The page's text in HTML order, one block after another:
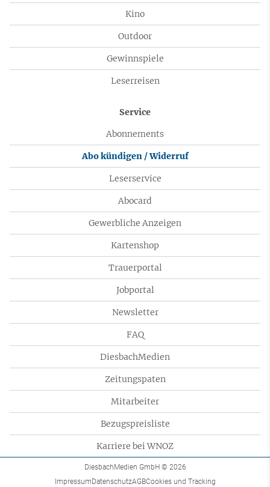
Kino
Outdoor
Gewinnspiele
Leserreisen
Service
Abonnements
Abo kündigen / Widerruf
Leserservice
Abocard
Gewerbliche Anzeigen
Kartenshop
Trauerportal
Jobportal
Newsletter
FAQ
DiesbachMedien
Zeitungspaten
Mitarbeiter
Bezugspreisliste
Karriere bei WNOZ
DiesbachMedien GmbH © 2026
ImpressumDatenschutzAGBCookies und Tracking